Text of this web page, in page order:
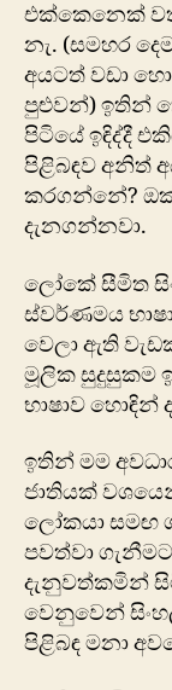
එක්කෙනෙක්
නැ. (සමහර
අයටත් වඩා
පුළුවන්) ඉතින්
පිටියේ ඉඳිද්දී
පිළිබඳව අනිත්
කරගන්නේ?
දැනගන්නවා.
ලෝකේ සීමිත
ස්වර්ණමය
වෙලා ඇති
මූලික සුදුසුකම
භාෂාව හොඳින්
ඉතින් මම
ජාතියක්
ලෝකයා සමඟ
පවත්වා ගැනීමට
දැනුවත්කමින්
වෙනුවෙන් සිංහල
පිළිබඳ මනා